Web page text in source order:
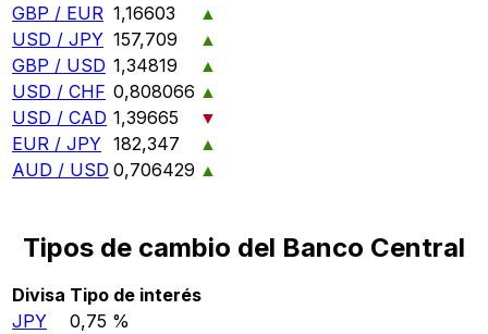
GBP / EUR 1,16603
▲
USD / JPY 157,709
▲
GBP / USD 1,34819
▲
USD / CHF 0,808066 ▲
USD / CAD 1,39665
▼
EUR / JPY 182,347
▲
AUD / USD 0,706429 ▲
Tipos de cambio del Banco Central
Divisa Tipo de interés
JPY
0,75 %